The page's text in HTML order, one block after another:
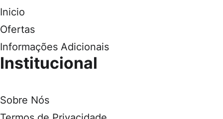
Inicio
Ofertas
Informações Adicionais
Institucional
Sobre Nós